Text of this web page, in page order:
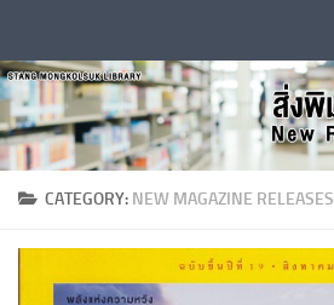
CATEGORY: NEW MAGAZINE RELEASES